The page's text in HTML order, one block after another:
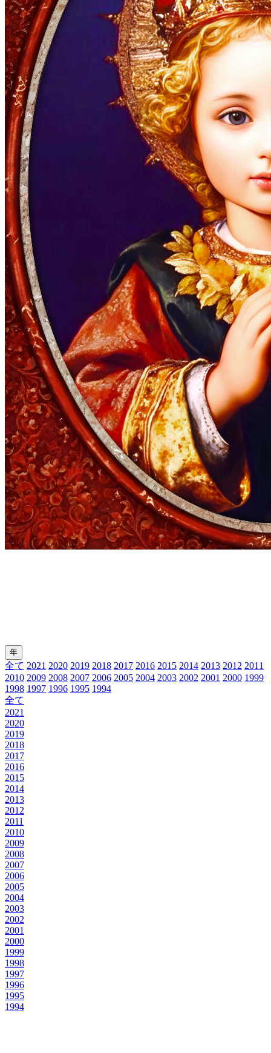
年
全て 2021 2020 2019 2018 2017 2016 2015 2014 2013 2012 2011
2010 2009 2008 2007 2006 2005 2004 2003 2002 2001 2000 1999
1998 1997 1996 1995 1994
全て
2021
2020
2019
2018
2017
2016
2015
2014
2013
2012
2011
2010
2009
2008
2007
2006
2005
2004
2003
2002
2001
2000
1999
1998
1997
1996
1995
1994